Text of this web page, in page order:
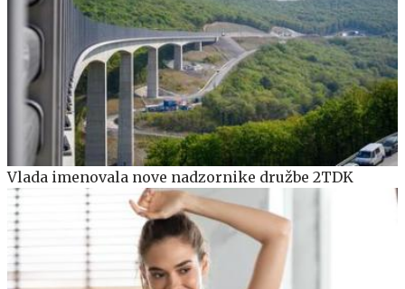
Vlada imenovala nove nadzornike družbe 2TDK